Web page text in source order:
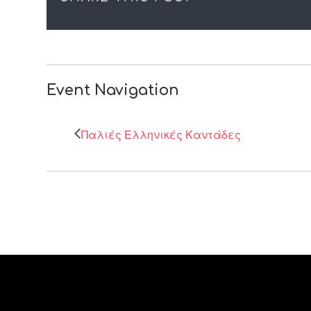
Event Navigation
Παλιές Ελληνικές Καντάδες